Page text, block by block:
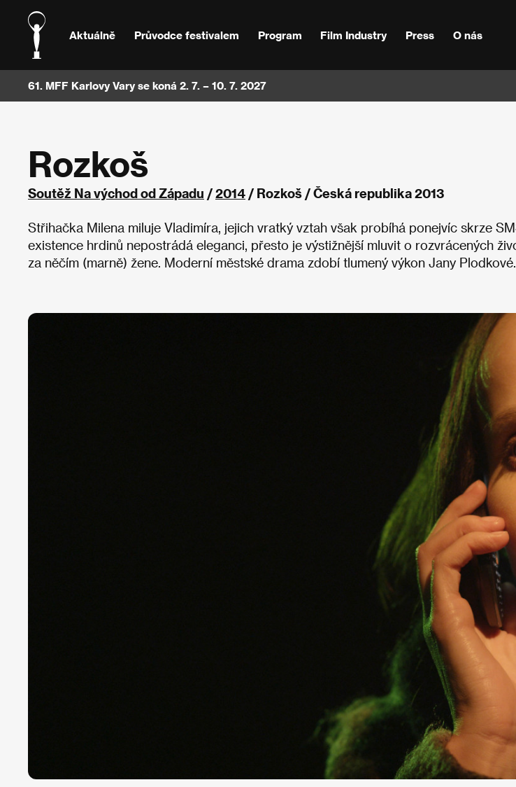
Aktuálně Průvodce festivalem Program Film Industry Press O nás
61. MFF Karlovy Vary se koná 2. 7. – 10. 7. 2027
Rozkoš
Soutěž Na východ od Západu /2014 / Rozkoš / Česká republika 2013
Střihačka Milena miluje Vladimíra, jejich vratký vztah však probíhá ponejvíc skrze
existence hrdinů nepostrádá eleganci, přesto je výstižnější mluvit o rozvrácených
za něčím (marně) žene. Moderní městské drama zdobí tlumený výkon Jany Plodkové.